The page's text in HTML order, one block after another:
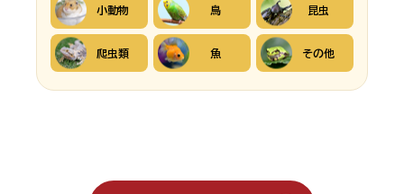
小動物 鳥 昆虫
爬虫類 魚 その他